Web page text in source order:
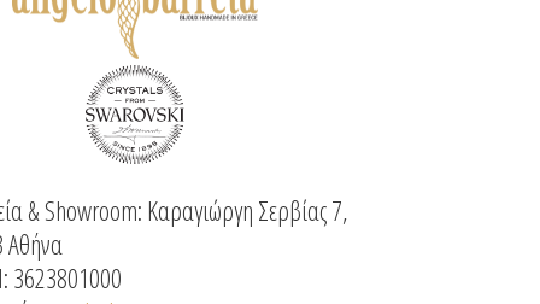
& Showroom: Καραγιώργη Σερβίας 7,
Αθήνα